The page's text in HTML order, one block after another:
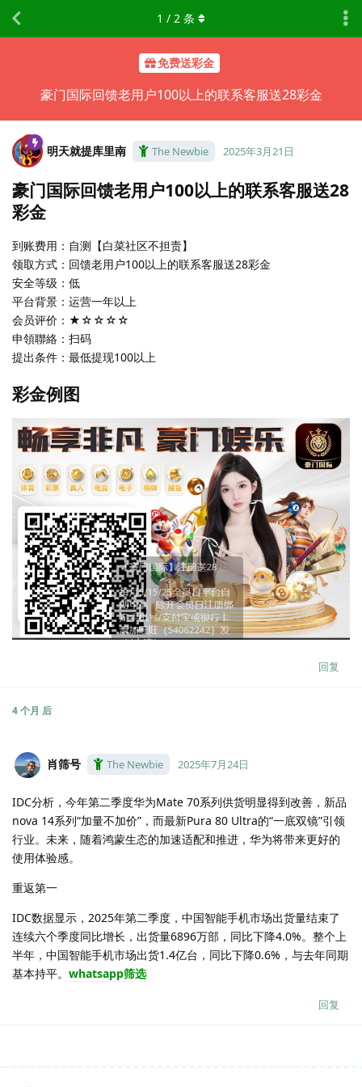
免费送彩金
豪门国际回馈老用户100以上的联系客服送28彩金
1 / 2 条
明天就提库里南 The Newbie 2025年3月21日
豪门国际回馈老用户100以上的联系客服送28
彩金
到账费用：自测【白菜社区不担责】
领取方式：回馈老用户100以上的联系客服送28彩金
安全等级：低
平台背景：运营一年以上
会员评价：★☆☆☆☆
申領聯絡：扫码
提出条件：最低提现100以上
彩金例图
回复
4 个月 后
肖筛号 The Newbie 2025年7月24日
IDC分析，今年第二季度华为Mate 70系列供货明显得到改善，新品
nova 14系列“加量不加价”，而最新Pura 80 Ultra的“一底双镜”引领
行业。未来，随着鸿蒙生态的加速适配和推进，华为将带来更好的
使用体验感。
重返第一
IDC数据显示，2025年第二季度，中国智能手机市场出货量结束了
连续六个季度同比增长，出货量6896万部，同比下降4.0%。整个上
半年，中国智能手机市场出货1.4亿台，同比下降0.6%，与去年同期
基本持平。 whatsapp筛选
回复